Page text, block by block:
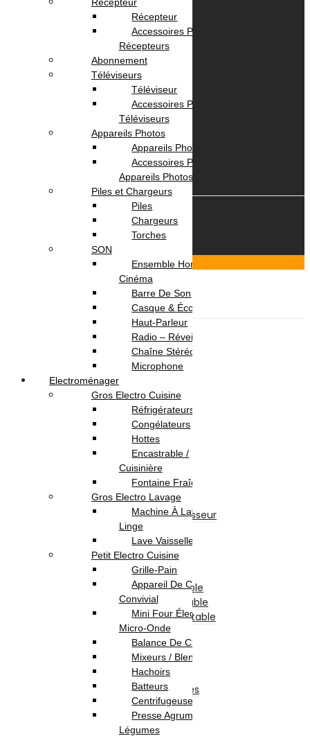
Service Client
Votre Compte
Suivi commande
© 2026 OmegaNet.tn
Informatique
Ordinateur Portable
Pc Portable
Pc Portable Gamer
Pc Portable Pro
Ordinateur de Bureau
Ecran
Pc de Bureau
Pc de Bureau Gamer
Pc Tout En Un
Composants Informatique
Disque Dur Interne
Afficheur
Ventilateur & Refroidisseur
Processeur
Barette Mémoire
Carte Mère
Carte Graphique
Clavier Pour Pc Portable
Batterie Pour Pc Portable
Chargeur Pour Pc Portable
Boite D’alimentation
Boitier
Lecteur & Graveur
Divers
Accessoires et Périphériques
Casque & Écouteur
Sacoche & Sac A Dos
Récepteur
Accessoires Pour
Récepteurs
Abonnement
Téléviseurs
Téléviseur
Accessoires Pour
Téléviseurs
Appareils Photos
Appareils Photo
Accessoires Pour
Appareils Photos
Piles et Chargeurs
Piles
Chargeurs
Torches
SON
Ensemble Home
Cinéma
Barre De Son
Casque & Écouteurs
Haut-Parleur
Radio – Réveil
Chaîne Stéréo
Microphone
Electroménager
Gros Electro Cuisine
Réfrigérateurs
Congélateurs
Hottes
Encastrable /
Cuisinière
Fontaine Fraîche
Gros Electro Lavage
Machine À Laver / Sèche
Linge
Lave Vaisselle
Petit Electro Cuisine
Grille-Pain
Appareil De Cuisson /
Convivial
Mini Four Électrique /
Micro-Onde
Balance De Cuisine
Mixeurs / Blenders
Hachoirs
Batteurs
Centrifugeuses
Presse Agrumes /
Légumes